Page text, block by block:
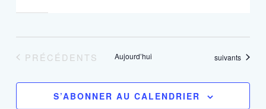
ÉVÈNEMENTS
PRÉCÉDENTS Aujourd’hui Évènements
suivants
S’ABONNER AU CALENDRIER